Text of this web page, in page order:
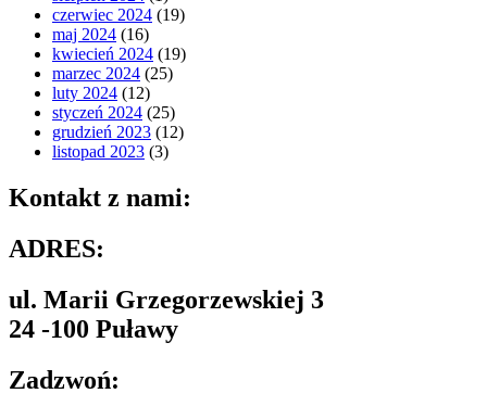
czerwiec 2024 (19)
maj 2024 (16)
kwiecień 2024 (19)
marzec 2024 (25)
luty 2024 (12)
styczeń 2024 (25)
grudzień 2023 (12)
listopad 2023 (3)
Kontakt z nami:
ADRES:
ul. Marii Grzegorzewskiej 3
24 -100 Puławy
Zadzwoń: